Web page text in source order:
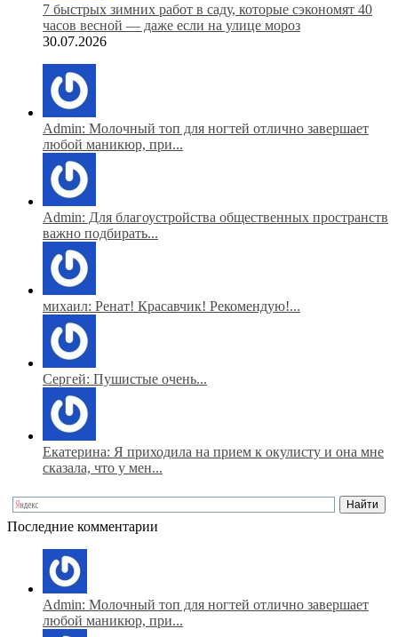
7 быстрых зимних работ в саду, которые сэкономят 40
часов весной — даже если на улице мороз
30.07.2026
Admin: Молочный топ для ногтей отлично завершает
любой маникюр, при...
Admin: Для благоустройства общественных пространств
важно подбирать...
михаил: Ренат! Красавчик! Рекомендую!...
Сергей: Пушистые очень...
Екатерина: Я приходила на прием к окулисту и она мне
сказала, что у мен...
Последние комментарии
Admin: Молочный топ для ногтей отлично завершает
любой маникюр, при...